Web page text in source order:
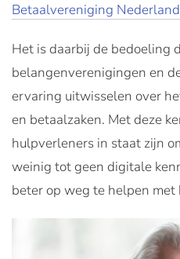
Betaalvereniging Nederland
Het is daarbij de bedoeling
belangenverenigingen en
ervaring uitwisselen over
en betaalzaken. Met deze
hulpverleners in staat zijn
weinig tot geen digitale
beter op weg te helpen